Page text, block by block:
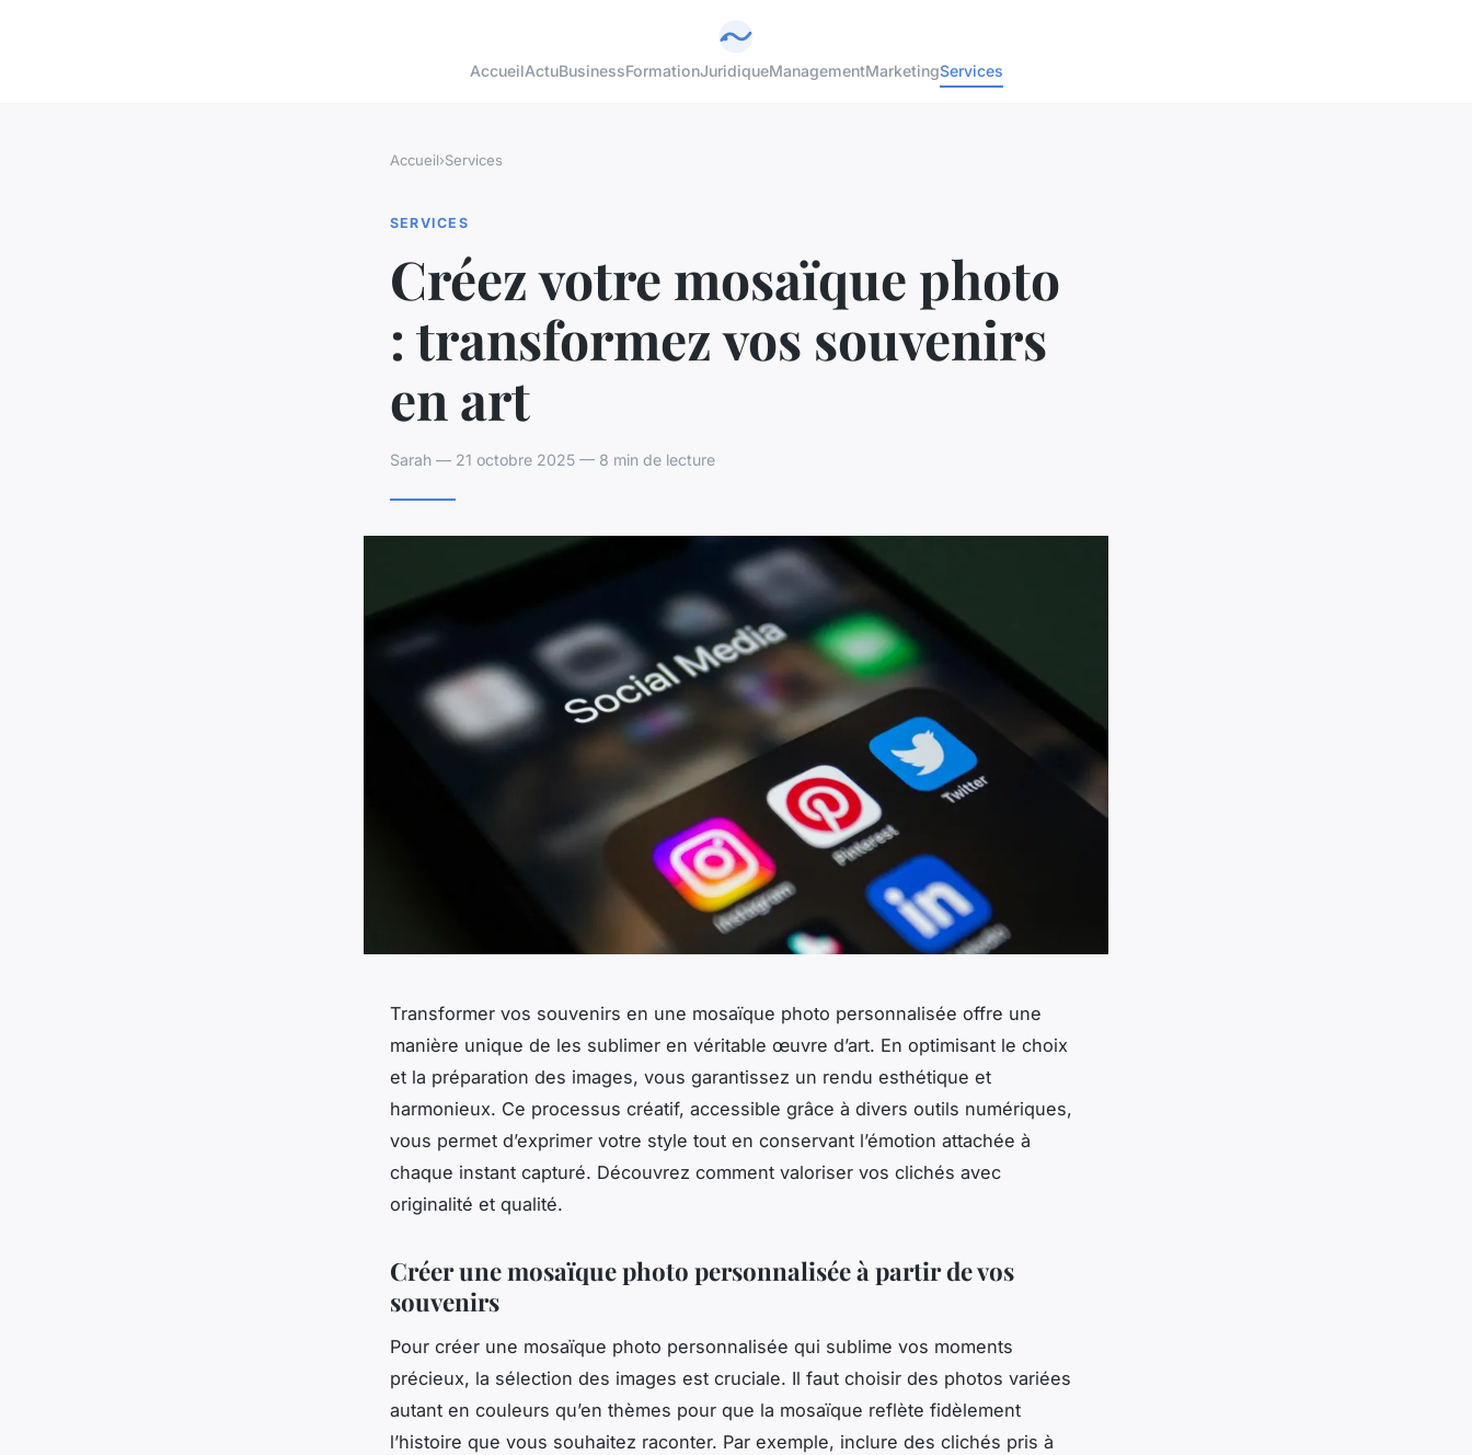
AccueilActuBusinessFormationJuridiqueManagementMarketingServices
Accueil›Services
SERVICES
Créez votre mosaïque photo
: transformez vos souvenirs
en art
Sarah — 21 octobre 2025 — 8 min de lecture
Transformer vos souvenirs en une mosaïque photo personnalisée offre une
manière unique de les sublimer en véritable œuvre d’art. En optimisant le choix
et la préparation des images, vous garantissez un rendu esthétique et
harmonieux. Ce processus créatif, accessible grâce à divers outils numériques,
vous permet d’exprimer votre style tout en conservant l’émotion attachée à
chaque instant capturé. Découvrez comment valoriser vos clichés avec
originalité et qualité.
Créer une mosaïque photo personnalisée à partir de vos
souvenirs
Pour créer une mosaïque photo personnalisée qui sublime vos moments
précieux, la sélection des images est cruciale. Il faut choisir des photos variées
autant en couleurs qu’en thèmes pour que la mosaïque reflète fidèlement
l’histoire que vous souhaitez raconter. Par exemple, inclure des clichés pris à